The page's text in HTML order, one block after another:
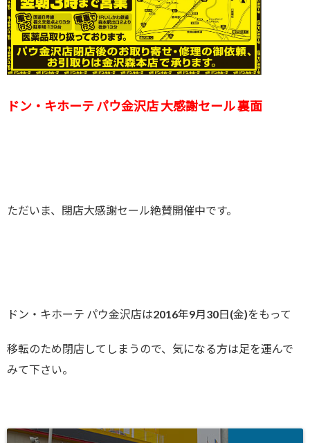
ドン・キホーテ パウ金沢店 大感謝セール 裏面
ただいま、閉店大感謝セール絶賛開催中です。
ドン・キホーテ パウ金沢店は2016年9月30日(金)をもって
移転のため閉店してしまうので、気になる方は足を運んで
みて下さい。